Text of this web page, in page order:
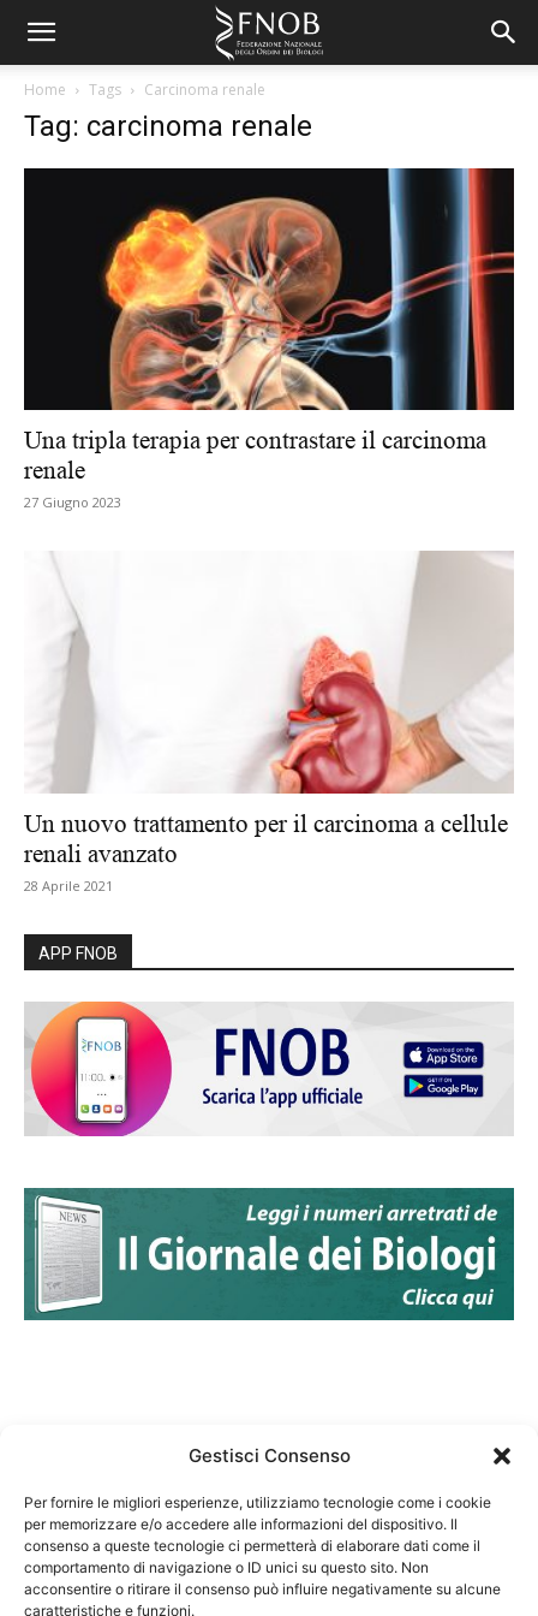
Gestisci Consenso
Per fornire le migliori esperienze, utilizziamo tecnologie come i cookie
per memorizzare e/o accedere alle informazioni del dispositivo. Il
consenso a queste tecnologie ci permetterà di elaborare dati come il
comportamento di navigazione o ID unici su questo sito. Non
acconsentire o ritirare il consenso può influire negativamente su alcune
caratteristiche e funzioni.
Home Tags Carcinoma renale
Tag: carcinoma renale
Una tripla terapia per contrastare il carcinoma
renale
27 Giugno 2023
Un nuovo trattamento per il carcinoma a cellule
renali avanzato
28 Aprile 2021
APP FNOB
Federazione Nazionale Degli Ordini dei Biologi:
codice fiscale 80069130583
Responsabile sito internet www.fnob.it: Vincenzo